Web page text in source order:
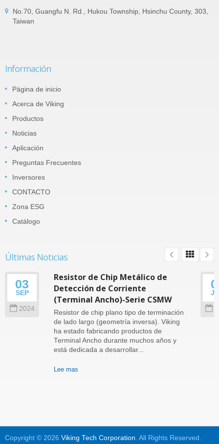
No.70, Guangfu N. Rd., Hukou Township, Hsinchu County, 303,
Taiwan
Información
Página de inicio
Acerca de Viking
Productos
Noticias
Aplicación
Preguntas Frecuentes
Inversores
CONTACTO
Zona ESG
Catálogo
Últimas Noticias
03
SEP
2024
Resistor de Chip Metálico de
Detección de Corriente
(Terminal Ancho)-Serie CSMW
Resistor de chip plano tipo de terminación
de lado largo (geometría inversa). Viking
ha estado fabricando productos de
Terminal Ancho durante muchos años y
está dedicada a desarrollar...
Lee mas
Copyright © 2026 Viking Tech Corporation . All Rights Reserved.